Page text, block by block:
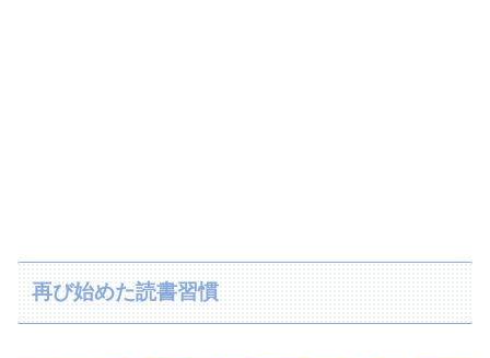
再び始めた読書習慣